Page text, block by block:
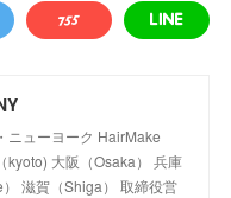
ニューヨーク HairMake
kyoto) 大阪（Osaka） 兵庫
） 滋賀（Shiga） 取締役営